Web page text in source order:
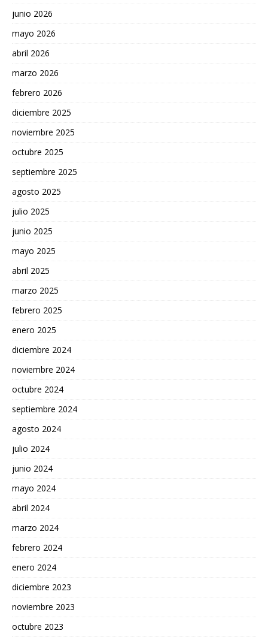
junio 2026
mayo 2026
abril 2026
marzo 2026
febrero 2026
diciembre 2025
noviembre 2025
octubre 2025
septiembre 2025
agosto 2025
julio 2025
junio 2025
mayo 2025
abril 2025
marzo 2025
febrero 2025
enero 2025
diciembre 2024
noviembre 2024
octubre 2024
septiembre 2024
agosto 2024
julio 2024
junio 2024
mayo 2024
abril 2024
marzo 2024
febrero 2024
enero 2024
diciembre 2023
noviembre 2023
octubre 2023